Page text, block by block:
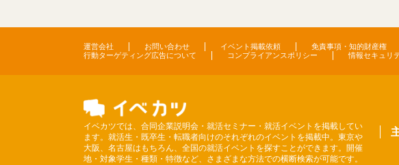
運営会社 お問い合わせ イベント掲載依頼 免責事項・知的財産権
行動ターゲティング広告について
コンプライアンスポリシー 情報セキュリ
イベカツでは、合同企業説明会・就活セミナー・就活イベントを掲載してい
ます。就活生・既卒生・転職者向けのそれぞれのイベントを掲載中。東京や
大阪、名古屋はもちろん、全国の就活イベントを探すことができます。開催
地・対象学生・種類・特徴など、さまざまな方法での横断検索が可能です。